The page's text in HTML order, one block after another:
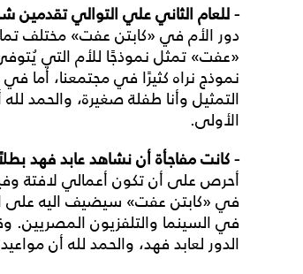
- للعام الثاني علي التوالي تقدمين
دور الأم في «كابتن عفت» مختلف
«عفت» تمثل نموذجًا للأم التي يُتوفى
نموذج نراه كثيرًا في مجتمعنا، أما
التمثيل وأنا طفلة صغيرة، والحمد
الأولى.
- كانت مفاجأة أن نشاهد عابد فهد
أحرص على أن تكون أعمالي لافتة
في «كابتن عفت» سيضيف اليه على
في السينما والتلفزيون المصريين.
الدور لعابد فهد، والحمد لله أن